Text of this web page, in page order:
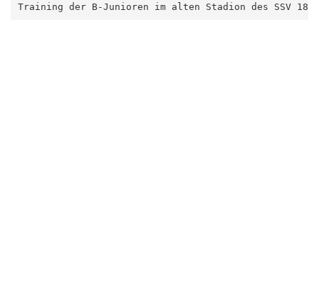
Training der B-Junioren im alten Stadion des SSV 1862